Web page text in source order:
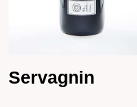
Servagnin